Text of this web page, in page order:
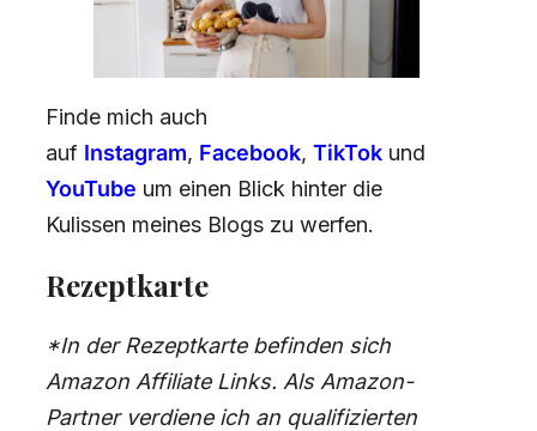
Finde mich auch
auf Instagram, Facebook, TikTok und
YouTube um einen Blick hinter die
Kulissen meines Blogs zu werfen.
Rezeptkarte
*In der Rezeptkarte befinden sich
Amazon Affiliate Links. Als Amazon-
Partner verdiene ich an qualifizierten